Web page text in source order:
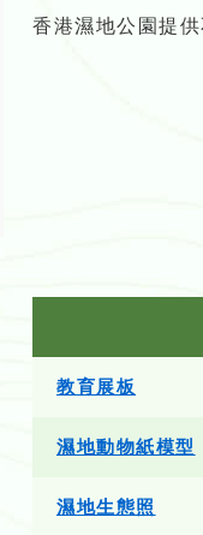
香港濕地公園提
教育展板
濕地動物紙模型
濕地生態照